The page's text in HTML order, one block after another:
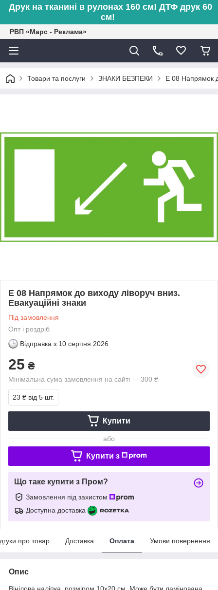
Друк на тканині в рулонах 160 см! ДТФ друк 60
см!
РВП «Марс - Реклама»
Товари та послуги ЗНАКИ БЕЗПЕКИ E 08 Напрямок
E 08 Напрямок до виходу ліворуч вниз.
Евакуаційні знаки
Під замовлення
Опт і роздріб
Відправка з 10 серпня 2026
25 ₴
Мінімальна сума замовлення на сайті — 300 ₴
23 ₴ від 5 шт.
Купити
або
Купити з
Що таке купити з Пром?
Замовлення під захистом
Доступна доставка
про товар Доставка Оплата Умови повернення
Опис
Вінілова наліпка, розміром 10х20 см. Може бути ламінована